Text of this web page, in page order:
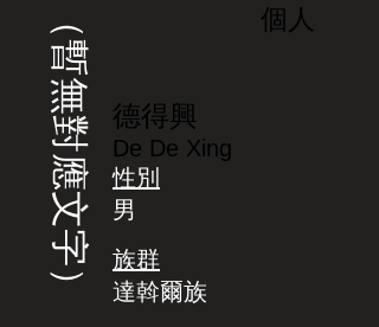
（暫無對應文字） 個人
德得興
De De Xing
性別
男
族群
達斡爾族